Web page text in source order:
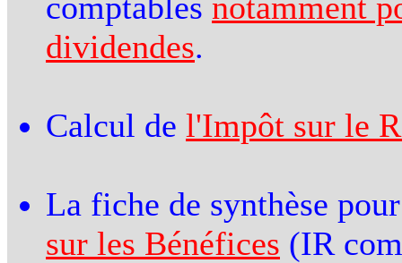
dividendes.
Calcul de l'Impôt sur le
La fiche de synthèse
sur les Bénéfices (IR